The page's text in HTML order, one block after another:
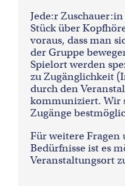
Jede:r
Stück über
voraus, dass man
der Gruppe
Spielort werden
zu Zugänglichkeit
durch den
kommuniziert. Wir
Zugänge
Für weitere Fragen
Bedürfnisse ist es
Veranstaltungsort